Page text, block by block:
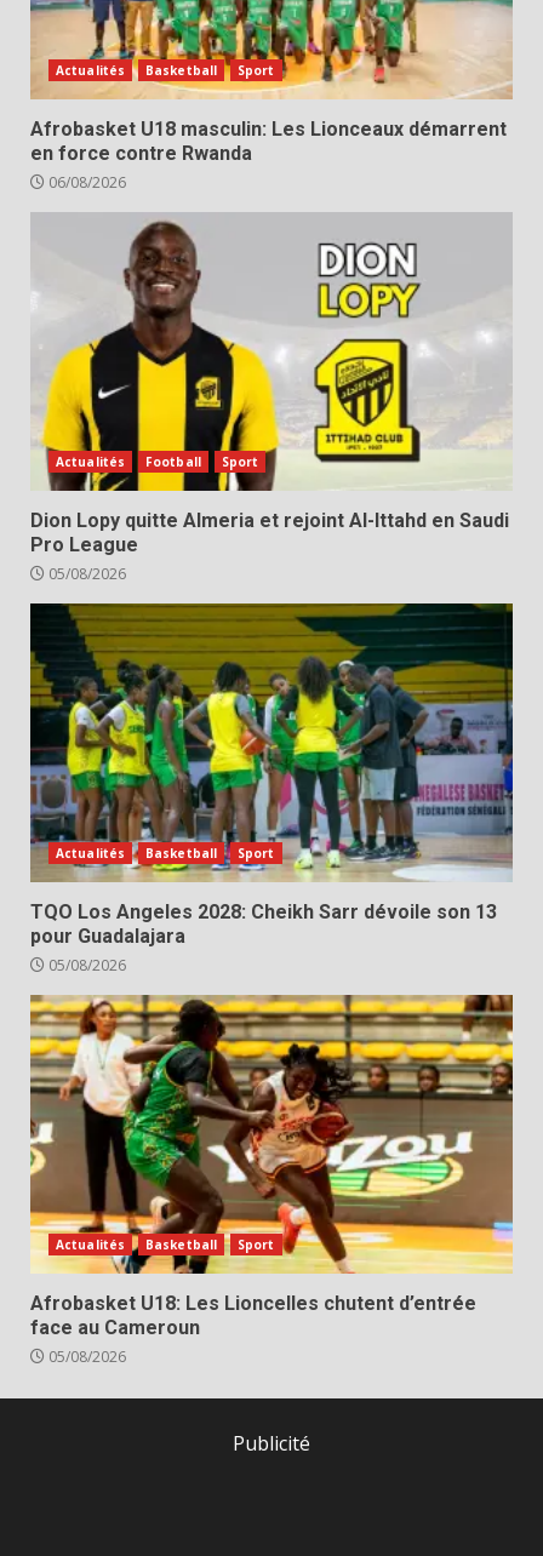
Actualités Basketball Sport
Afrobasket U18 masculin: Les Lionceaux démarrent
en force contre Rwanda
06/08/2026
Actualités Football Sport
Dion Lopy quitte Almeria et rejoint Al-Ittahd en Saudi
Pro League
05/08/2026
Actualités Basketball Sport
TQO Los Angeles 2028: Cheikh Sarr dévoile son 13
pour Guadalajara
05/08/2026
Actualités Basketball Sport
Afrobasket U18: Les Lioncelles chutent d’entrée
face au Cameroun
05/08/2026
Publicité